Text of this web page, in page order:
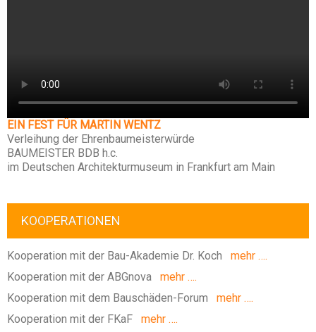
EIN FEST FÜR MARTIN WENTZ
Verleihung der Ehrenbaumeisterwürde
BAUMEISTER BDB h.c.
im Deutschen Architekturmuseum in Frankfurt am Main
KOOPERATIONEN
Kooperation mit der Bau-Akademie Dr. Koch mehr ….
Kooperation mit der ABGnova mehr ….
Kooperation mit dem Bauschäden-Forum mehr ….
Kooperation mit der FKaF mehr ….